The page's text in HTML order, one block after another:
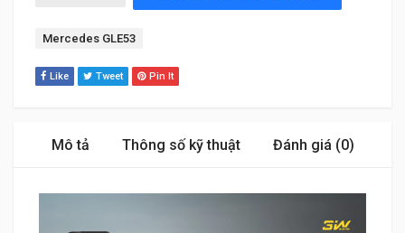
Tag:
Mercedes GLE53
Like Tweet Pin It
Mô tả Thông số kỹ thuật Đánh giá (0)